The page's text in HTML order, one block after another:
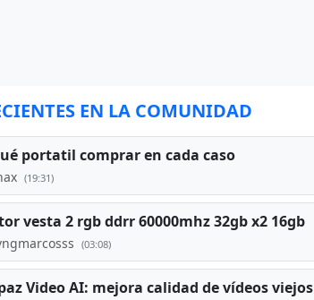
EN LA COMUNIDAD
portatil comprar en cada caso
(19:31)
vesta 2 rgb ddrr 60000mhz 32gb x2 16gb
(03:08)
Video AI: mejora calidad de vídeos viejos